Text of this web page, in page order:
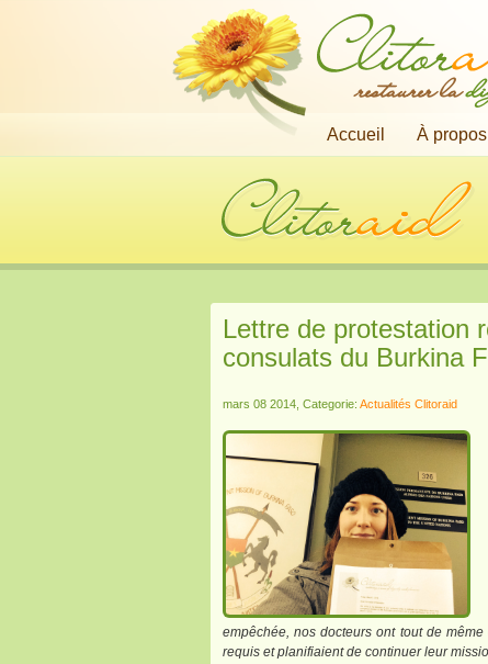
restaurer la
Accueil À propos
Lettre de protestation
consulats du Burkina
mars 08 2014, Categorie: Actualités Clitoraid
empêchée, nos docteurs ont tout de
requis et planifiaient de continuer leur